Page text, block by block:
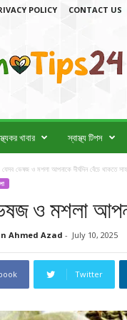
POLICY CONTACT US
খাবার স্বাস্থ্য টিপস
যেসব ভেষজ ও মশলা আপনাকে দীর্ঘদিন বেঁচে থাকতে
ও মশলা
Ahmed Azad - July 10, 2025
Twitter